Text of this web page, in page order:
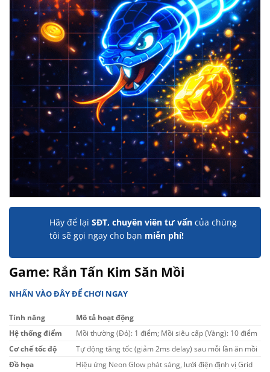
Hãy để lại SĐT, chuyên viên tư vấn của chúng
tôi sẽ gọi ngay cho bạn miễn phí!
Game: Rắn Tấn Kim Săn Mồi
NHẤN VÀO ĐÂY ĐỂ CHƠI NGAY
Tính năng
Mô tả hoạt động
Hệ thống điểm
Mồi thường (Đỏ): 1 điểm; Mồi siêu cấp (Vàng): 10 điểm
Cơ chế tốc độ
Tự động tăng tốc (giảm 2ms delay) sau mỗi lần ăn mồi
Đồ họa
Hiệu ứng Neon Glow phát sáng, lưới điện định vị Grid